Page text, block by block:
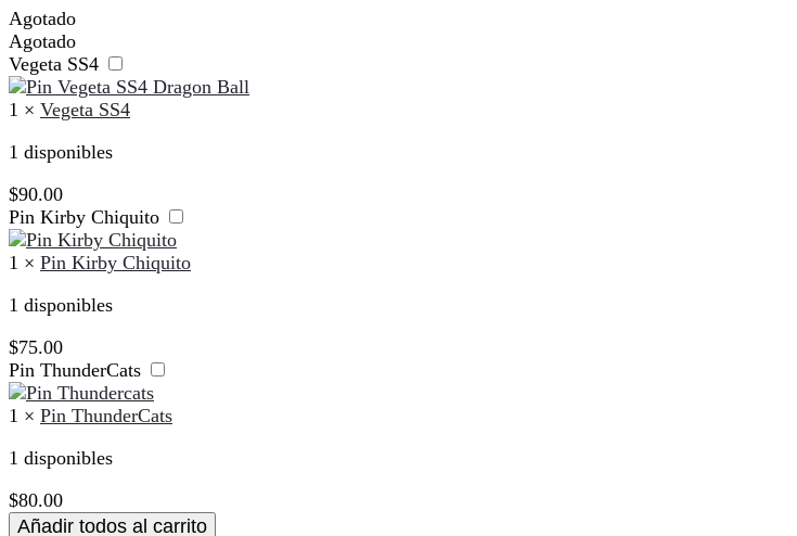
Agotado
Agotado
Vegeta SS4
1 × Vegeta SS4
1 disponibles
$90.00
Pin Kirby Chiquito
1 × Pin Kirby Chiquito
1 disponibles
$75.00
Pin ThunderCats
1 × Pin ThunderCats
1 disponibles
$80.00
Añadir todos al carrito